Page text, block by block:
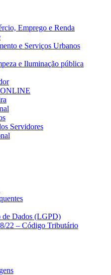
Emprego e Renda
e Serviços Urbanos
e Iluminação pública
ONLINE
Servidores
de Dados (LGPD)
22 – Código Tributário